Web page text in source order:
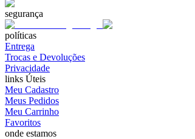
segurança
políticas
Entrega
Trocas e Devoluções
Privacidade
links Úteis
Meu Cadastro
Meus Pedidos
Meu Carrinho
Favoritos
onde estamos